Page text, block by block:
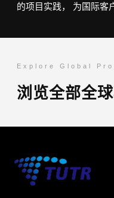
的项目实践， 为国际客
Explore Global
浏览全部全